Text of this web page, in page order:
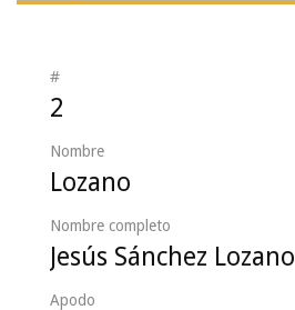
#
2
Nombre
Lozano
Nombre completo
Jesús Sánchez Lozano
Apodo